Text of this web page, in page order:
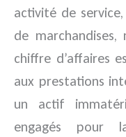
activité de
de
chiffre d’affaires
aux prestations
un actif
engagés pour